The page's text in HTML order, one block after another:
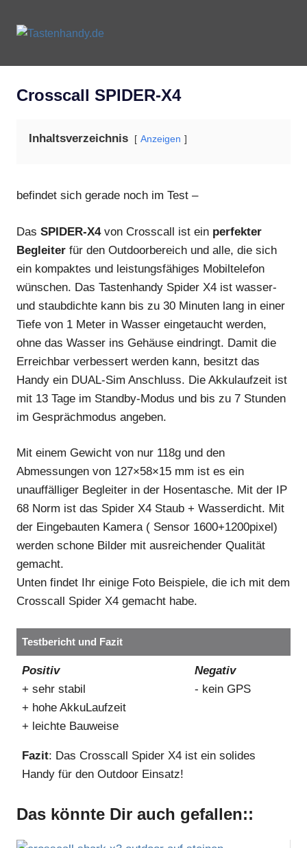
Inhalt
Phones
Crosscall SPIDER-X4
Inhaltsverzeichnis Anzeigen
befindet sich gerade noch im Test –
Das SPIDER-X4von Crosscall ist ein perfekter
Begleiter für den Outdoorbereich und alle, die sich
ein kompaktes und leistungsfähiges Mobiltelefon
wünschen. Das Tastenhandy Spider X4 ist wasser-
und staubdichte kann bis zu 30 Minuten lang in einer
Tiefe von 1 Meter in Wasser eingetaucht werden,
ohne das Wasser ins Gehäuse eindringt. Damit die
Erreichbar verbessert werden kann, besitzt das
Handy ein DUAL-Sim Anschluss. Die Akkulaufzeit ist
mit 13 Tage im Standby-Modus und bis zu 7 Stunden
im Gesprächmodus angeben.
Mit einem Gewicht von nur 118g und den
Abmessungen von 127×58×15 mm ist es ein
unauffälliger Begleiter in der Hosentasche. Mit der IP
68 Norm ist das Spider X4 Staub + Wasserdicht. Mit
der Eingebauten Kamera ( Sensor 1600+1200pixel)
werden schone Bilder mit ausreichender Qualität
gemacht.
Unten findet Ihr einige Foto Beispiele, die ich mit dem
Crosscall Spider X4 gemacht habe.
Testbericht und Fazit
Positiv
+ sehr stabil
+ hohe AkkuLaufzeit
+ leichte Bauweise
Negativ
- kein GPS
Fazit: Das Crosscall Spider X4 ist ein solides
Handy für den Outdoor Einsatz!
Das könnte Dir auch gefallen::